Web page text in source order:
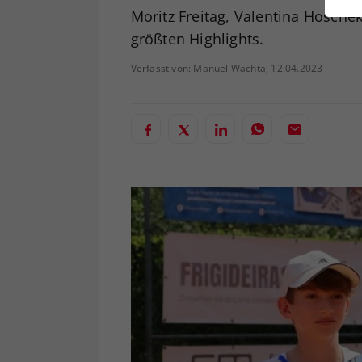
Moritz Freitag, Valentina
größten Highlights.
Verfasst von: Manuel Wachta, 12.04.2023